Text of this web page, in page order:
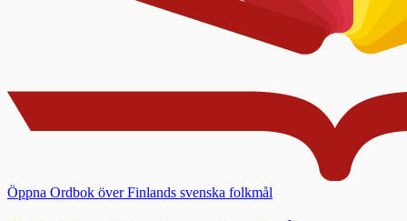
Öppna Ordbok över Finlands svenska folkmål